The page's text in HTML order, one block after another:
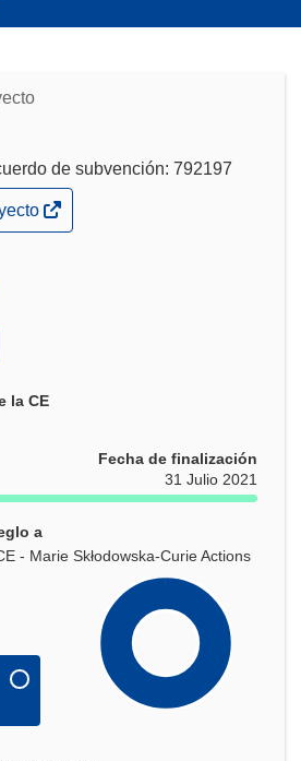
de subvención: 792197
la CE
Fecha de finalización
31 Julio 2021
a
- Marie Skłodowska-Curie Actions